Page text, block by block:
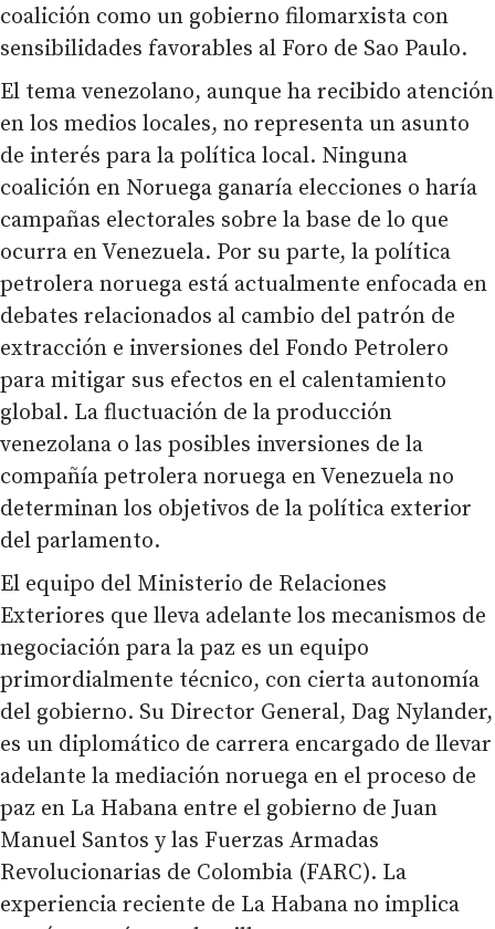
coalición como un gobierno filomarxista con
sensibilidades favorables al Foro de Sao Paulo.
El tema venezolano, aunque ha recibido atención
en los medios locales, no representa un asunto
de interés para la política local. Ninguna
coalición en Noruega ganaría elecciones o haría
campañas electorales sobre la base de lo que
ocurra en Venezuela. Por su parte, la política
petrolera noruega está actualmente enfocada en
debates relacionados al cambio del patrón de
extracción e inversiones del Fondo Petrolero
para mitigar sus efectos en el calentamiento
global. La fluctuación de la producción
venezolana o las posibles inversiones de la
compañía petrolera noruega en Venezuela no
determinan los objetivos de la política exterior
del parlamento.
El equipo del Ministerio de Relaciones
Exteriores que lleva adelante los mecanismos de
negociación para la paz es un equipo
primordialmente técnico, con cierta autonomía
del gobierno. Su Director General, Dag Nylander,
es un diplomático de carrera encargado de llevar
adelante la mediación noruega en el proceso de
paz en La Habana entre el gobierno de Juan
Manuel Santos y las Fuerzas Armadas
Revolucionarias de Colombia (FARC). La
experiencia reciente de La Habana no implica